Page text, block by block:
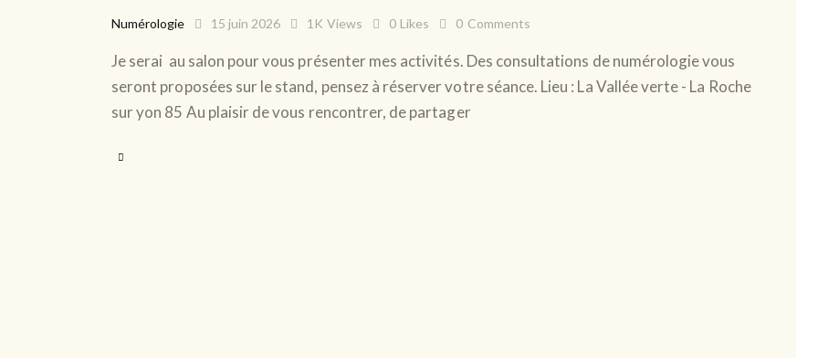
Numérologie 15 juin 2026 1K Views 0 Likes 0 Comments
Je serai au salon pour vous présenter mes activités. Des consultations de numérologie vous
seront proposées sur le stand, pensez à réserver votre séance. Lieu : La Vallée verte - La Roche
sur yon 85 Au plaisir de vous rencontrer, de partager